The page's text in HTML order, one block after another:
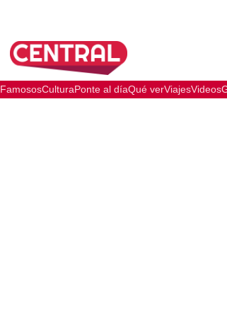
FamososCulturaPonte al díaQué verViajesVideos